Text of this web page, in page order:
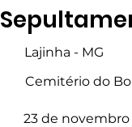
Lajinha - MG
Cemitério do
23 de novembro